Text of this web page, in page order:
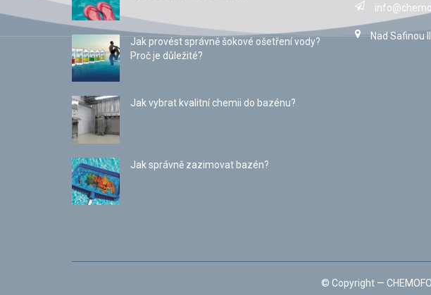
Jak provést správně šokové ošetření vody?
Proč je důležité?
Jak vybrat kvalitní chemii do bazénu?
Jak správně zazimovat bazén?
Nad Safinou
© Copyright —